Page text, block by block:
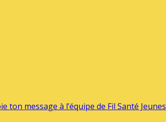
ton message à l’équipe de Fil Santé Jeunes